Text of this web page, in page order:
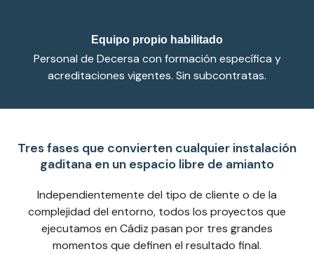
Equipo propio habilitado
Personal de Decersa con formación específica y
acreditaciones vigentes. Sin subcontratas.
Tres fases que convierten cualquier instalación
gaditana en un espacio libre de amianto
Independientemente del tipo de cliente o de la
complejidad del entorno, todos los proyectos que
ejecutamos en Cádiz pasan por tres grandes
momentos que definen el resultado final.